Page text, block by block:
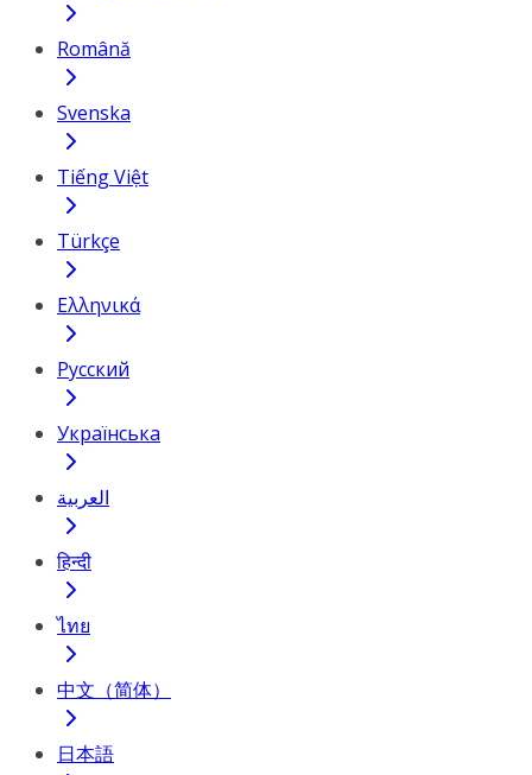
Română
Svenska
Tiếng Việt
Türkçe
Ελληνικά
Русский
Українська
العربية
हिन्दी
ไทย
中文（简体）
日本語